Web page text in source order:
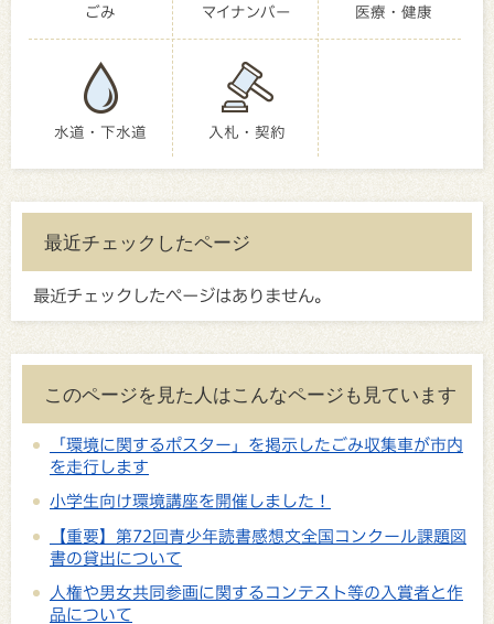
ごみ マイナンバー 医療・健康
水道・下水道 入札・契約
最近チェックしたページ
最近チェックしたページはありません。
このページを見た人はこんなページも見ています
「環境に関するポスター」を掲示したごみ収集車が市内
を走行します
小学生向け環境講座を開催しました！
【重要】第72回青少年読書感想文全国コンクール課題図
書の貸出について
人権や男女共同参画に関するコンテスト等の入賞者と作
品について